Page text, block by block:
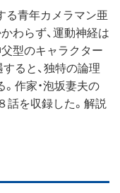
る青年カメラマン亜
わらず、運動神経は
型のキャラクター
ると、独特の論理
作家・泡坂妻夫の
話を収録した。解説